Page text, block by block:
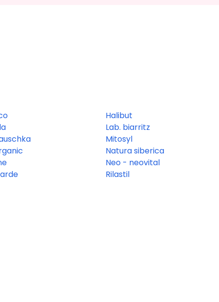
Halibut
Lab. biarritz
Mitosyl
Natura siberica
Neo - neovital
Rilastil